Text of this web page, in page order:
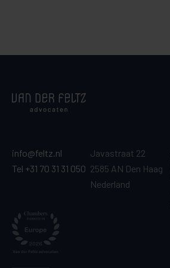
info@feltz.nl
Tel +31 70 31 31 050
Javastraat 22
2585 AN Den Haag
Nederland